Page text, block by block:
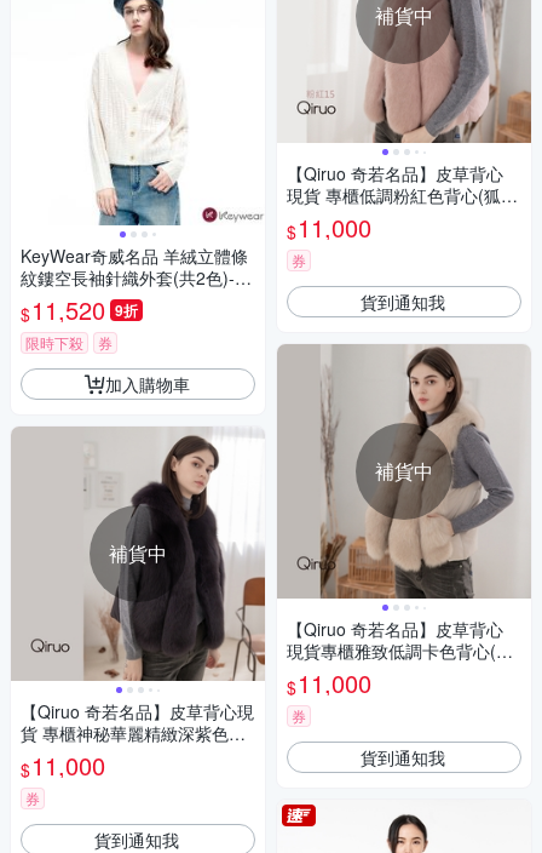
KeyWear奇威名品 羊絨立體條
紋鏤空長袖針織外套(共2色)-白
色
$11,520 9折
限時下殺 券
加入購物車
補貨中
【Qiruo 奇若名品】皮草背心現
貨 專櫃神秘華麗精緻深紫色背
心(狐狸毛華麗背心百搭帥氣01
6D-62)
$11,000
券
貨到通知我
補貨中
【Qiruo 奇若名品】皮草背心
現貨 專櫃低調粉紅色背心(狐狸
毛背心華麗 獨一無二016D-15)
$11,000
券
貨到通知我
補貨中
【Qiruo 奇若名品】皮草背心
現貨專櫃雅致低調卡色背心(狐
狸毛華麗短背心016D-45)
$11,000
券
貨到通知我